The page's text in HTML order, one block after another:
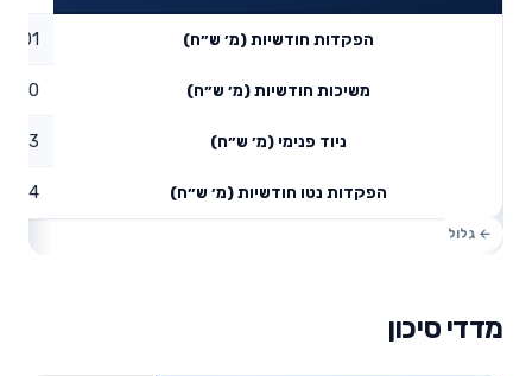
הפקדות חודשיות (מ׳ ש״ח) 0.01
משיכות חודשיות (מ׳ ש״ח) 0
ניוד פנימי (מ׳ ש״ח) 3.93
הפקדות נטו חודשיות (מ׳ ש״ח) 3.94
מדדי סיכון